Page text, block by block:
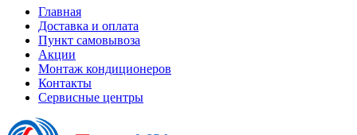
Главная
Доставка и оплата
Пункт самовывоза
Акции
Монтаж кондиционеров
Контакты
Сервисные центры